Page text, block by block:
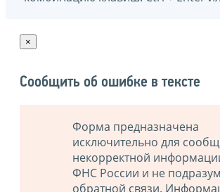
×
Сообщить об ошибке в тексте
Форма предназначена
исключительно для
некорректной
ФНС России и не
обратной связи.